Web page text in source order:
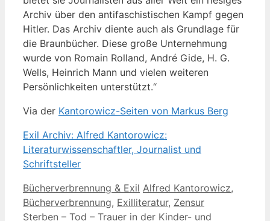
Archiv über den antifaschistischen Kampf gegen
Hitler. Das Archiv diente auch als Grundlage für
die Braunbücher. Diese große Unternehmung
wurde von Romain Rolland, André Gide, H. G.
Wells, Heinrich Mann und vielen weiteren
Persönlichkeiten unterstützt.“
Via der Kantorowicz-Seiten von Markus Berg
Exil Archiv: Alfred Kantorowicz:
Literaturwissenschaftler, Journalist und
Schriftsteller
Kategorien
Bücherverbrennung & Exil Schlagwörter
Alfred Kantorowicz,
Bücherverbrennung, Exilliteratur, Zensur
Sterben – Tod – Trauer in der Kinder- und